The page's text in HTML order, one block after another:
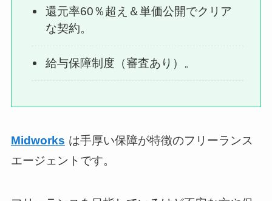
還元率60％超え＆単価公開でクリア
な契約。
給与保障制度（審査あり）。
Midworks は手厚い保障が特徴のフリーランス
エージェントです。